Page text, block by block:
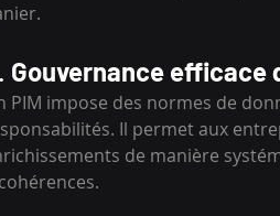
Gouvernance efficace
PIM impose des normes de
Il permet aux
de manière